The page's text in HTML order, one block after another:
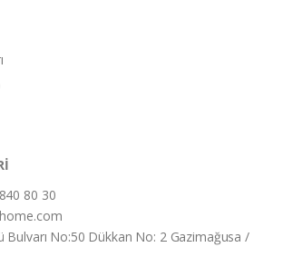
80 30
Bulvarı No:50 Dükkan No: 2 Gazimağusa /